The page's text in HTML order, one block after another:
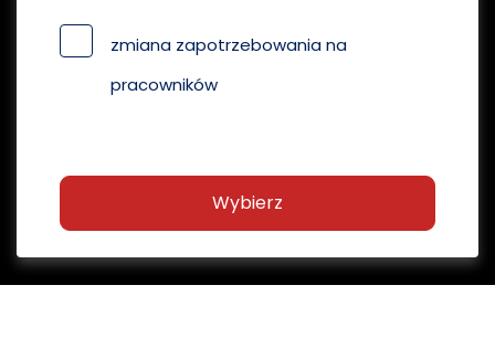
zmiana zapotrzebowania na
pracowników
Wybierz